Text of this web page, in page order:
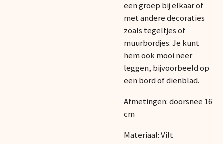
een groep bij elkaar of
met andere decoraties
zoals tegeltjes of
muurbordjes. Je kunt
hem ook mooi neer
leggen, bijvoorbeeld op
een bord of dienblad.
Afmetingen: doorsnee 16
cm
Materiaal: Vilt